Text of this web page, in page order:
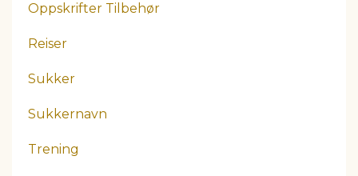
Oppskrifter Tilbehør
Reiser
Sukker
Sukkernavn
Trening